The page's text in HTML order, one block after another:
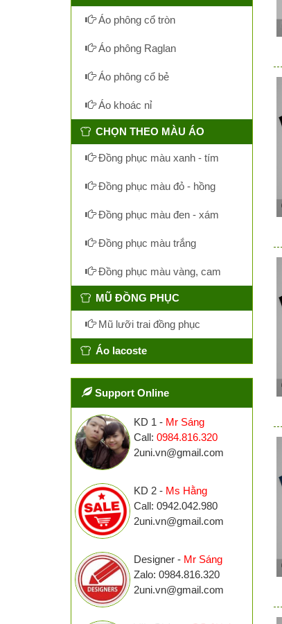
Áo phông cổ tròn
Áo phông Raglan
Áo phông cổ bẻ
Áo khoác nỉ
CHỌN THEO MÀU ÁO
Đồng phục màu xanh - tím
Đồng phục màu đỏ - hồng
Đồng phục màu đen - xám
Đồng phục màu trắng
Đồng phục màu vàng, cam
MŨ ĐỒNG PHỤC
Mũ lưỡi trai đồng phục
Áo lacoste
Support Online
KD 1 - Mr Sáng
Call: 0984.816.320
2uni.vn@gmail.com
KD 2 - Ms Hằng
Call: 0942.042.980
2uni.vn@gmail.com
Designer - Mr Sáng
Zalo: 0984.816.320
2uni.vn@gmail.com